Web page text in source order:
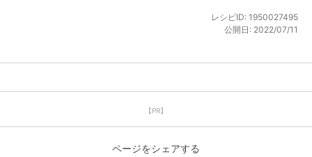
レシピID: 1950027495
公開日: 2022/07/11
【PR】
ページをシェアする